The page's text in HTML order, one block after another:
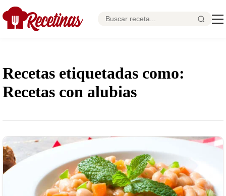
Recetas etiquetadas como:
Recetas con alubias